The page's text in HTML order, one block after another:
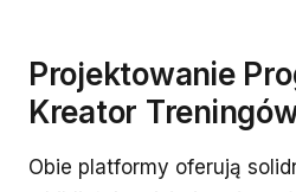
Projektowanie
Kreator
Obie platformy oferują